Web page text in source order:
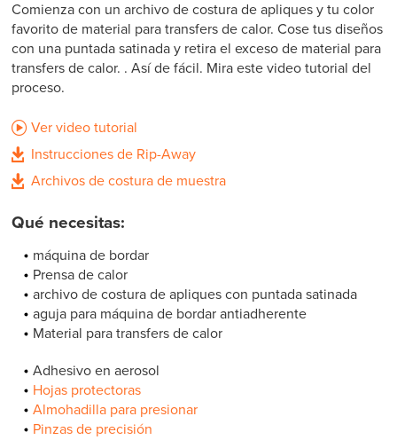
Comienza con un archivo de costura de apliques y tu color
favorito de material para transfers de calor. Cose tus diseños
con una puntada satinada y retira el exceso de material para
transfers de calor. . Así de fácil. Mira este video tutorial del
proceso.
Ver video tutorial
Instrucciones de Rip-Away
Archivos de costura de muestra
Qué necesitas:
máquina de bordar
Prensa de calor
archivo de costura de apliques con puntada satinada
aguja para máquina de bordar antiadherente
Material para transfers de calor
Adhesivo en aerosol
Hojas protectoras
Almohadilla para presionar
Pinzas de precisión